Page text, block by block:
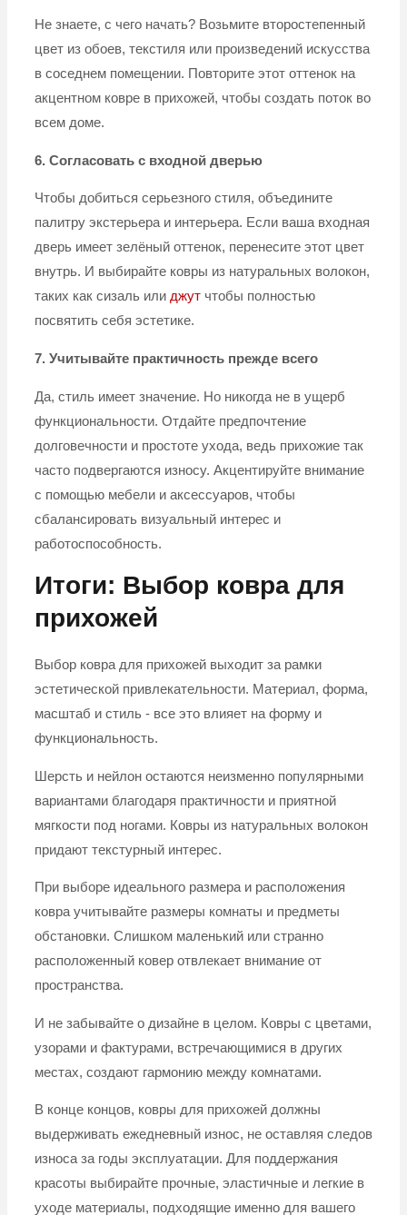
Не знаете, с чего начать? Возьмите второстепенный
цвет из обоев, текстиля или произведений искусства
в соседнем помещении. Повторите этот оттенок на
акцентном ковре в прихожей, чтобы создать поток во
всем доме.
6. Согласовать с входной дверью
Чтобы добиться серьезного стиля, объедините
палитру экстерьера и интерьера. Если ваша входная
дверь имеет зелёный оттенок, перенесите этот цвет
внутрь. И выбирайте ковры из натуральных волокон,
таких как сизаль или джутчтобы полностью
посвятить себя эстетике.
7. Учитывайте практичность прежде всего
Да, стиль имеет значение. Но никогда не в ущерб
функциональности. Отдайте предпочтение
долговечности и простоте ухода, ведь прихожие так
часто подвергаются износу. Акцентируйте внимание
с помощью мебели и аксессуаров, чтобы
сбалансировать визуальный интерес и
работоспособность.
Итоги: Выбор ковра для
прихожей
Выбор ковра для прихожей выходит за рамки
эстетической привлекательности. Материал, форма,
масштаб и стиль - все это влияет на форму и
функциональность.
Шерсть и нейлон остаются неизменно популярными
вариантами благодаря практичности и приятной
мягкости под ногами. Ковры из натуральных волокон
придают текстурный интерес.
При выборе идеального размера и расположения
ковра учитывайте размеры комнаты и предметы
обстановки. Слишком маленький или странно
расположенный ковер отвлекает внимание от
пространства.
И не забывайте о дизайне в целом. Ковры с цветами,
узорами и фактурами, встречающимися в других
местах, создают гармонию между комнатами.
В конце концов, ковры для прихожей должны
выдерживать ежедневный износ, не оставляя следов
износа за годы эксплуатации. Для поддержания
красоты выбирайте прочные, эластичные и легкие в
уходе материалы, подходящие именно для вашего